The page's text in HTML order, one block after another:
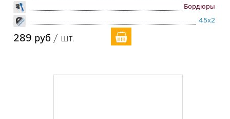
Бордюры
45x2
289 руб / шт.